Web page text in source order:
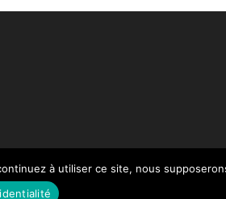
Notre Catalogue Politique de
à utiliser ce site, nous